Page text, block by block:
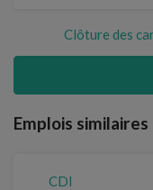
Clôture des
Emplois similaires
CDI